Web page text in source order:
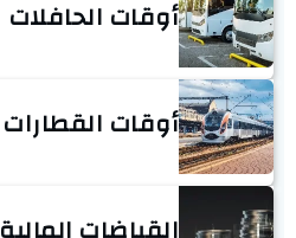
أوقات الحافلات
أوقات القطارات